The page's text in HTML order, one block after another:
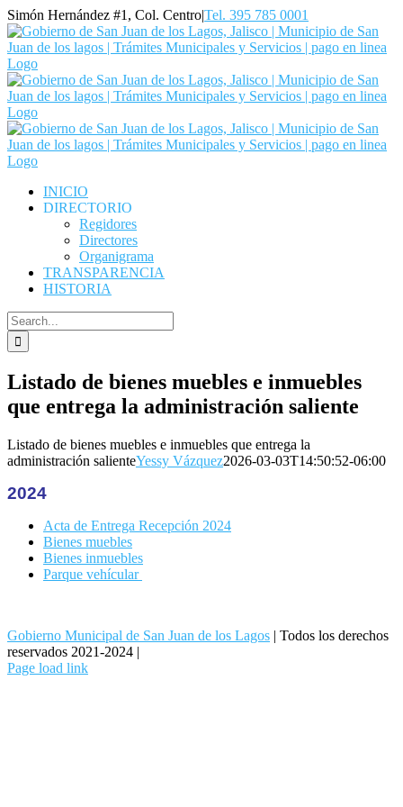
Skip
to
content
Simón Hernández #1, Col. Centro|Tel. 395 785 0001
Facebook
YouTube
INICIO
DIRECTORIO
Regidores
Directores
Organigrama
TRANSPARENCIA
HISTORIA
Search
for:
Listado de bienes muebles e inmuebles
que entrega la administración saliente
Listado de bienes muebles e inmuebles que entrega la
administración salienteYessy Vázquez2026-03-03T14:50:52-06:00
2024
Acta de Entrega Recepción 2024
Bienes muebles
Bienes inmuebles
Parque vehícular
Gobierno Municipal de San Juan de los Lagos | Todos los derechos
reservados 2021-2024 |
Facebook
YouTube
Page load link